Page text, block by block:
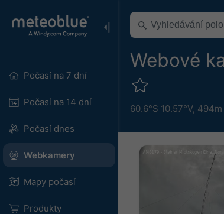
Počasí na 7 dní
Počasí na 14 dní
Počasí dnes
Webkamery
Mapy počasí
Produkty
Webové
60.6°S 10.57°V, 494m